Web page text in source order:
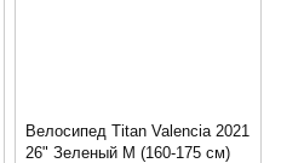
Велосипед Titan Valencia 2021
26" Зеленый M (160-175 см)